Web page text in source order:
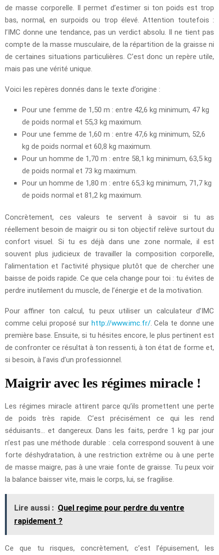
de masse corporelle. Il permet d’estimer si ton poids est trop
bas, normal, en surpoids ou trop élevé. Attention toutefois :
l’IMC donne une tendance, pas un verdict absolu. Il ne tient pas
compte de la masse musculaire, de la répartition de la graisse ni
de certaines situations particulières. C’est donc un repère utile,
mais pas une vérité unique.
Voici les repères donnés dans le texte d’origine :
Pour une femme de 1,50 m : entre 42,6 kg minimum, 47 kg
de poids normal et 55,3 kg maximum.
Pour une femme de 1,60 m : entre 47,6 kg minimum, 52,6
kg de poids normal et 60,8 kg maximum.
Pour un homme de 1,70 m : entre 58,1 kg minimum, 63,5 kg
de poids normal et 73 kg maximum.
Pour un homme de 1,80 m : entre 65,3 kg minimum, 71,7 kg
de poids normal et 81,2 kg maximum.
Concrètement, ces valeurs te servent à savoir si tu as
réellement besoin de maigrir ou si ton objectif relève surtout du
confort visuel. Si tu es déjà dans une zone normale, il est
souvent plus judicieux de travailler la composition corporelle,
l’alimentation et l’activité physique plutôt que de chercher une
baisse de poids rapide. Ce que cela change pour toi : tu évites de
perdre inutilement du muscle, de l’énergie et de la motivation.
Pour affiner ton calcul, tu peux utiliser un calculateur d’IMC
comme celui proposé sur http://www.imc.fr/. Cela te donne une
première base. Ensuite, si tu hésites encore, le plus pertinent est
de confronter ce résultat à ton ressenti, à ton état de forme et,
si besoin, à l’avis d’un professionnel.
Maigrir avec les régimes miracle !
Les régimes miracle attirent parce qu’ils promettent une perte
de poids très rapide. C’est précisément ce qui les rend
séduisants… et dangereux. Dans les faits, perdre 1 kg par jour
n’est pas une méthode durable : cela correspond souvent à une
forte déshydratation, à une restriction extrême ou à une perte
de masse maigre, pas à une vraie fonte de graisse. Tu peux voir
la balance baisser vite, mais le corps, lui, se fragilise.
Lire aussi : Quel regime pour perdre du ventre
rapidement ?
Ce que tu risques, concrètement, c’est l’épuisement, les